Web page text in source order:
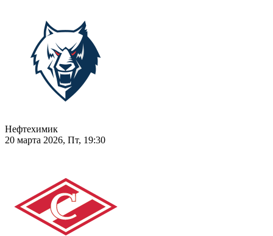
Нефтехимик
20 марта 2026, Пт, 19:30